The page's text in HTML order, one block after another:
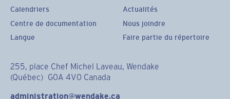
255, place Chef Michel Laveau, Wendake
(Québec) G0A 4V0 Canada
administration@wendake.ca
Calendriers
Centre de documentation
Langue
Actualités
Nous joindre
Faire partie du répertoire